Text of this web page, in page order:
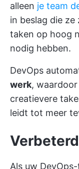
alleen je team
in beslag die
taken op hoog
nodig hebben.
DevOps
werk,
creatievere
leidt tot meer
Als uw